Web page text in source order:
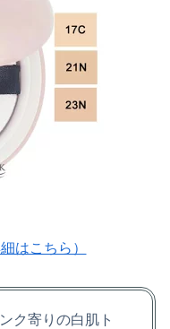
はこちら）
ク寄りの白肌ト